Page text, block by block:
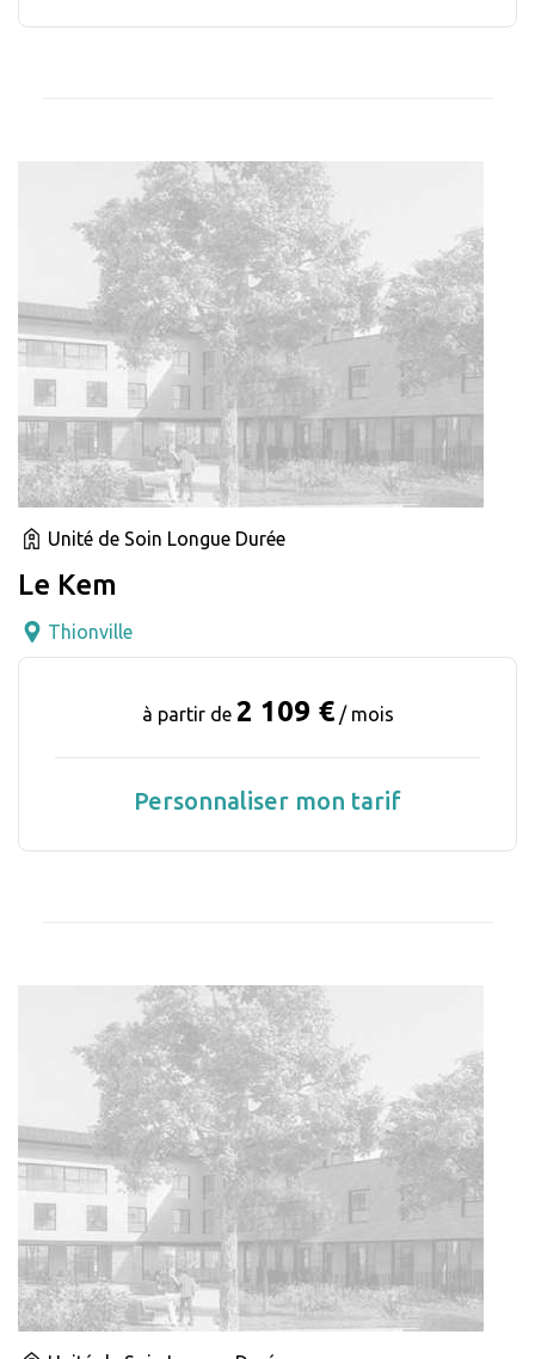
Unité de Soin Longue Durée
Le Kem
Thionville
à partir de 2 109 € / mois
Personnaliser mon tarif